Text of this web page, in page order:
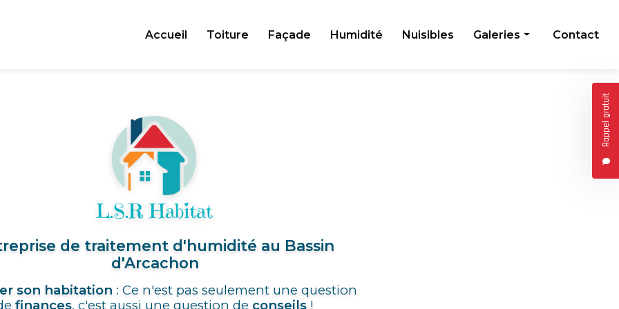
Rappel gratuit
Accueil Toiture Façade Humidité Nuisibles Galeries Contact
de traitement d'humidité au Bassin
d'Arcachon
son habitation : Ce n'est pas seulement une question
finances, c'est aussi une question de conseils !